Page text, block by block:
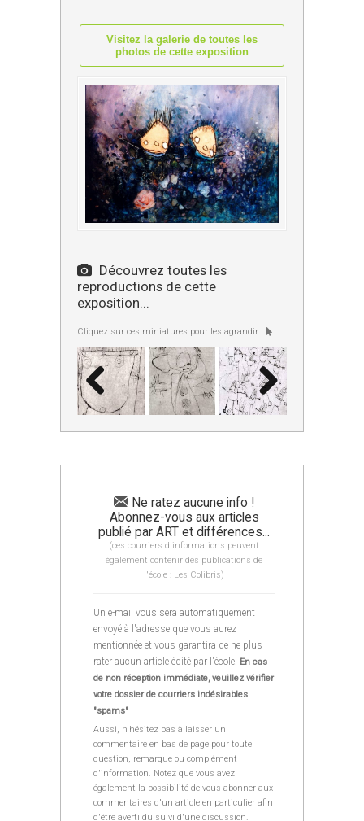
Visitez la galerie de toutes les
photos de cette exposition
Découvrez toutes les
reproductions de cette
exposition...
Cliquez sur ces miniatures pour les agrandir
Ne ratez aucune info !
Abonnez-vous aux articles
publié par ART et différences...
(ces courriers d'informations peuvent
également contenir des publications de
l'école : Les Colibris)
Un e-mail vous sera automatiquement
envoyé à l'adresse que vous aurez
mentionnée et vous garantira de ne plus
rater aucun article édité par l'école. En cas
de non réception immédiate, veuillez vérifier
votre dossier de courriers indésirables
"spams"
Aussi, n'hésitez pas à laisser un
commentaire en bas de page pour toute
question, remarque ou complément
d'information. Notez que vous avez
également la possibilité de vous abonner aux
commentaires d'un article en particulier afin
d'être averti du suivi d'une discussion.